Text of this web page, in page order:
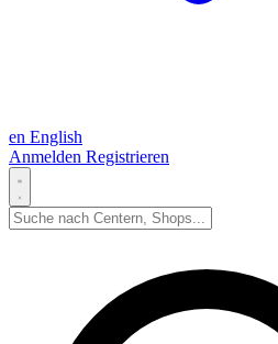
en English
Anmelden Registrieren